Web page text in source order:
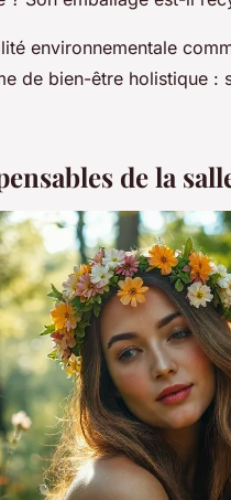
environnementale
de bien-être holistique :
de la